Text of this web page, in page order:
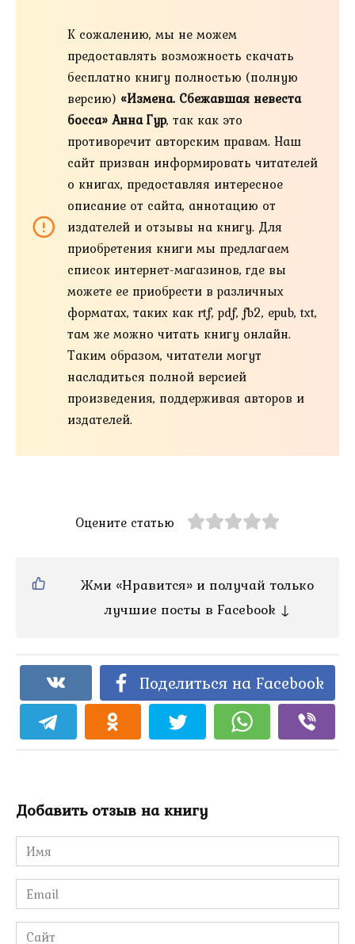
К сожалению, мы не можем
предоставлять возможность скачать
бесплатно книгу полностью (полную
версию) «Измена. Сбежавшая невеста
босса» Анна Гур, так как это
противоречит авторским правам. Наш
сайт призван информировать читателей
о книгах, предоставляя интересное
описание от сайта, аннотацию от
издателей и отзывы на книгу. Для
приобретения книги мы предлагаем
список интернет-магазинов, где вы
можете ее приобрести в различных
форматах, таких как rtf, pdf, fb2, epub, txt,
там же можно читать книгу онлайн.
Таким образом, читатели могут
насладиться полной версией
произведения, поддерживая авторов и
издателей.
Оцените статью
Жми «Нравится» и получай только
лучшие посты в Facebook ↓
Поделиться на Facebook
Добавить отзыв на книгу
Имя
*
Email
*
Сайт